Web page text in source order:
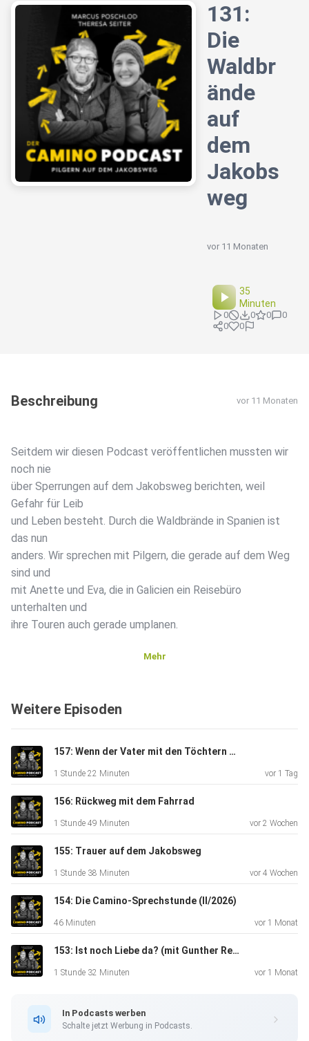
131:
Die
Waldbr
ände
auf
dem
Jakobs
weg
vor 11 Monaten
35
Minuten
0 0 0
0
0
0
Beschreibung vor 11 Monaten
Seitdem wir diesen Podcast veröffentlichen mussten wir
noch nie
über Sperrungen auf dem Jakobsweg berichten, weil
Gefahr für Leib
und Leben besteht. Durch die Waldbrände in Spanien ist
das nun
anders. Wir sprechen mit Pilgern, die gerade auf dem Weg
sind und
mit Anette und Eva, die in Galicien ein Reisebüro
unterhalten und
ihre Touren auch gerade umplanen.
970 170 56
Mehr
Weitere Episoden
157: Wenn der Vater mit den Töchtern pilgert
1 Stunde 22 Minuten vor 1 Tag
156: Rückweg mit dem Fahrrad
1 Stunde 49 Minuten vor 2 Wochen
155: Trauer auf dem Jakobsweg
1 Stunde 38 Minuten vor 4 Wochen
154: Die Camino-Sprechstunde (II/2026)
46 Minuten vor 1 Monat
153: Ist noch Liebe da? (mit Gunther Reber)
1 Stunde 32 Minuten vor 1 Monat
In Podcasts werben
Schalte jetzt Werbung in Podcasts.